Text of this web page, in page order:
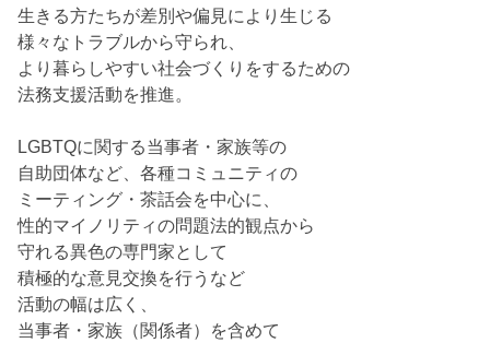
生きる方たちが差別や偏見により生じる
様々なトラブルから守られ、
より暮らしやすい社会づくりをするための
法務支援活動を推進。
LGBTQに関する当事者・家族等の
自助団体など、各種コミュニティの
ミーティング・茶話会を中心に、
性的マイノリティの問題法的観点から
守れる異色の専門家として
積極的な意見交換を行うなど
活動の幅は広く、
当事者・家族（関係者）を含めて